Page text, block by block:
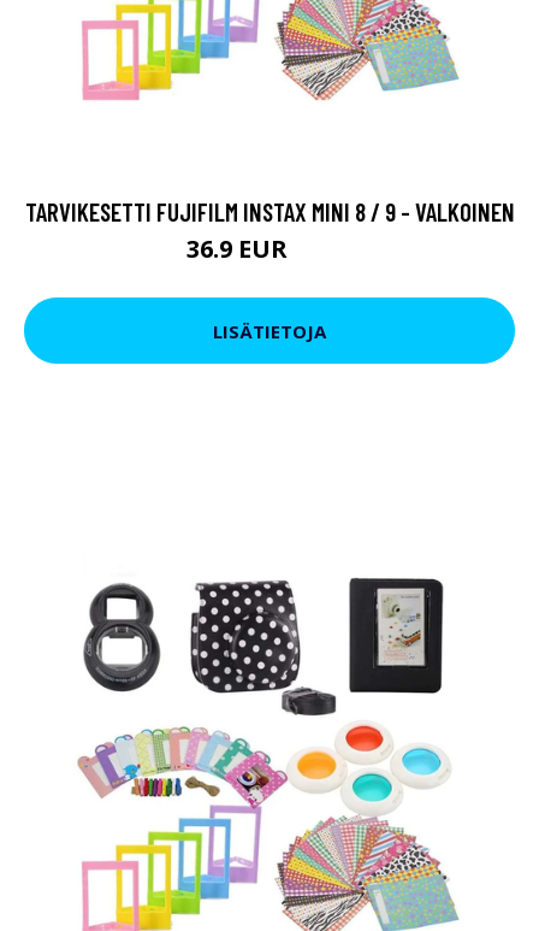
TARVIKESETTI FUJIFILM INSTAX MINI 8 / 9 - VALKOINEN
36.9 EUR
LISÄTIETOJA